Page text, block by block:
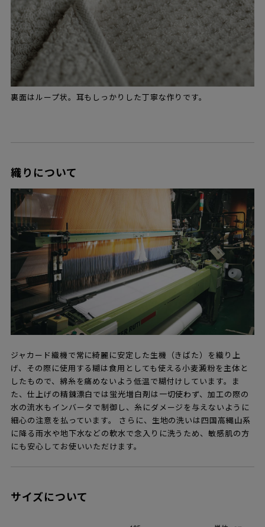
裏面はループ状。耳もしっかりした丁寧な作りです。
織りについて
ジャカード織機で常に綺麗に安定した生機（きばた）を織り上
げ、その際に使用する糊は食用としても使える小麦澱粉を主体と
したもので、綿糸を痛めないよう低温で糊付けしています。ま
た、仕上げの精錬漂白では蛍光増白剤は一切使わず、加工の際の
水の流水もインバータで制御し、糸にダメージを与えないように
細心の注意を払っています。 さらに、生地の洗いは四国高縄山系
に降る雨水や地下水などの軟水で念入りに洗うため、敏感肌の方
にも安心してお使いいただけます。
サイズについて